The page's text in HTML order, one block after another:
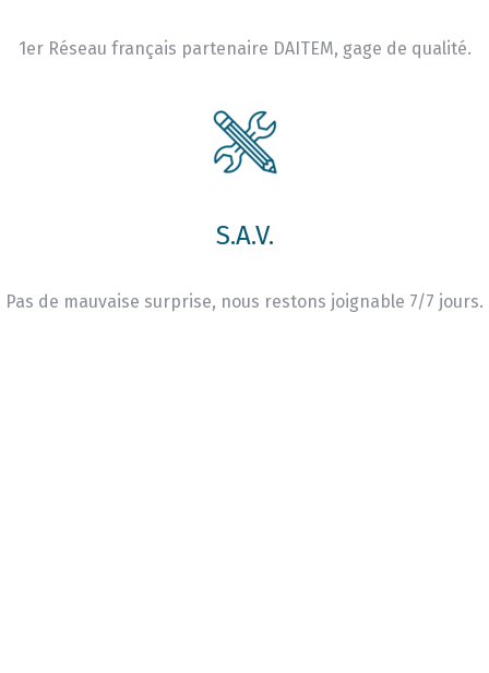
1er Réseau français partenaire DAITEM, gage de qualité.
S.A.V.
Pas de mauvaise surprise, nous restons joignable 7/7 jours.